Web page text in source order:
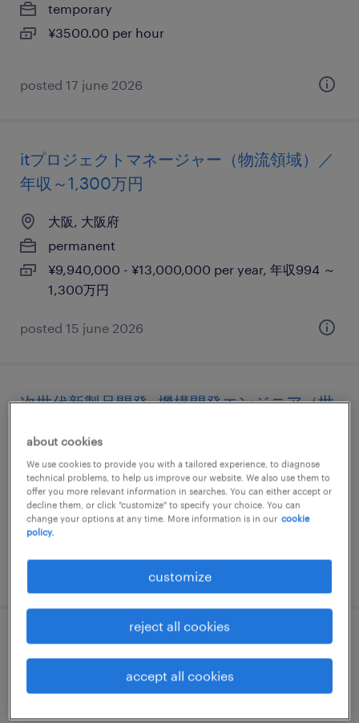
temporary
¥3500.00 per hour
posted 17 june 2026
itプロジェクトマネージャー（物流領域）／
年収～1,300万円
大阪, 大阪府
permanent
¥9,940,000 - ¥13,000,000 per year, 年収994 ～
1,300万円
posted 15 june 2026
次世代新製品開発 -機構開発エンジニア（世
大阪, 大阪府
permanent
¥6,000,000 - ¥9,500,000 per year, 年収600 ～
950万円
次世代新製品開発 - 組込みソフトウェアエン
ジニア（世界唯一の精密部本メーカー）- 大
阪勤務
about cookies
We use cookies to provide you with a tailored experience, to diagnose
technical problems, to help us improve our website. We also use them to
offer you more relevant information in searches. You can either accept or
decline them, or click "customize" to specify your choice. You can
change your options at any time. More information is in our cookie
policy.
customize
reject all cookies
accept all cookies